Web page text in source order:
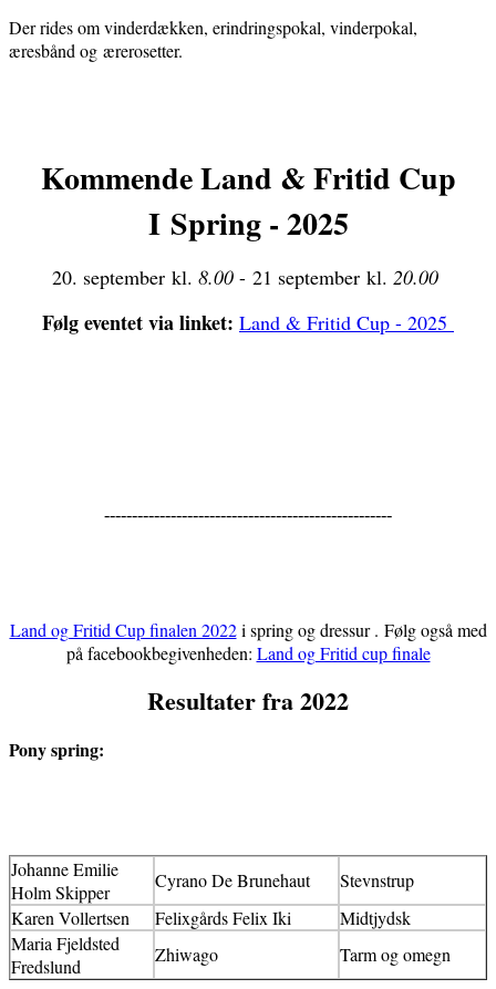
Der rides om vinderdækken, erindringspokal, vinderpokal,
æresbånd og ærerosetter.
Kommende Land & Fritid Cup
I Spring - 2025
20. september kl. 8.00- 21 september kl. 20.00
Følg eventet via linket: Land & Fritid Cup - 2025
----------------------------------------------------
Land og Fritid Cup finalen 2022i spring og dressur . Følg også med
på facebookbegivenheden: Land og Fritid cup finale
Resultater fra 2022
Pony spring:
Johanne Emilie
Holm Skipper
Cyrano De Brunehaut
Stevnstrup
Karen Vollertsen
Felixgårds Felix Iki
Midtjydsk
Maria Fjeldsted
Fredslund
Zhiwago Tarm og omegn